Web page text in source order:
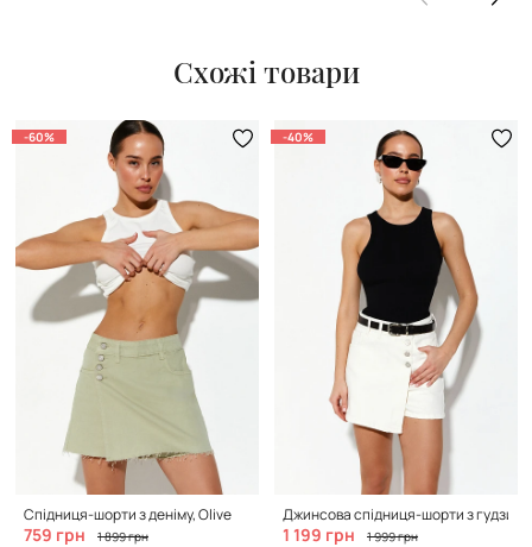
Схожі товари
-60%
Спідниця-шорти з деніму, Olive
759 грн 1 899 грн
-40%
Джинсова спідниця-шорти з
1 199 грн 1 999 грн